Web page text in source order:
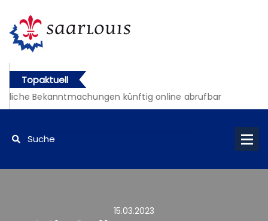
Topaktuell
Bekanntmachungen künftig online abrufbar
15.03.2023